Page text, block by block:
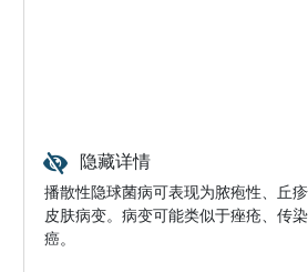
隐藏详情
播散性隐球菌病可表现为脓疱性、丘
皮肤病变。病变可能类似于痤疮、传
癌。